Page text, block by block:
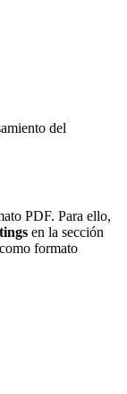
del
PDF. Para ello,
en la sección
formato